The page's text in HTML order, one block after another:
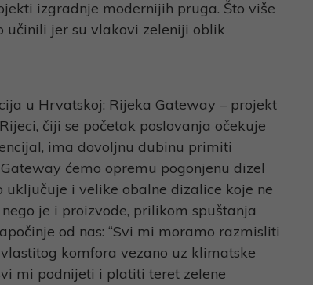
izgradnje modernijih pruga. Što više
učinili jer su vlakovi zeleniji oblik
u Hrvatskoj: Rijeka Gateway – projekt
čiji se početak poslovanja očekuje
ima dovoljnu dubinu primiti
ćemo opremu pogonjenu dizel
i velike obalne dizalice koje ne
je i proizvode, prilikom spuštanja
od nas: “Svi mi moramo razmisliti
komfora vezano uz klimatske
mi podnijeti i platiti teret zelene